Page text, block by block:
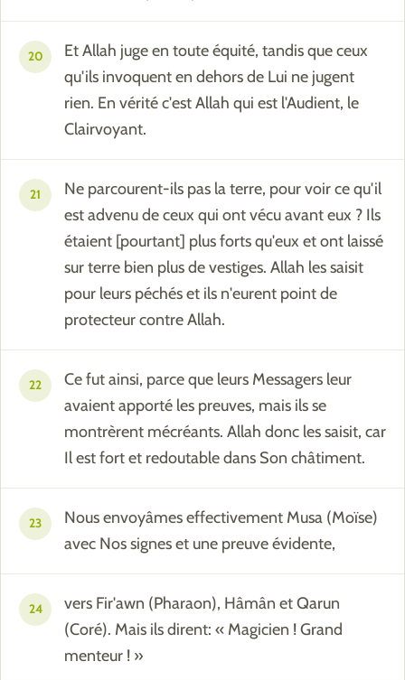
20
Et Allah juge en toute équité, tandis que ceux
qu'ils invoquent en dehors de Lui ne jugent
rien. En vérité c'est Allah qui est l'Audient, le
Clairvoyant.
21
Ne parcourent-ils pas la terre, pour voir ce qu'il
est advenu de ceux qui ont vécu avant eux ? Ils
étaient [pourtant] plus forts qu'eux et ont laissé
sur terre bien plus de vestiges. Allah les saisit
pour leurs péchés et ils n'eurent point de
protecteur contre Allah.
22
Ce fut ainsi, parce que leurs Messagers leur
avaient apporté les preuves, mais ils se
montrèrent mécréants. Allah donc les saisit, car
Il est fort et redoutable dans Son châtiment.
23
Nous envoyâmes effectivement Musa (Moïse)
avec Nos signes et une preuve évidente,
24
vers Fir'awn (Pharaon), Hâmân et Qarun
(Coré). Mais ils dirent: « Magicien ! Grand
menteur ! »